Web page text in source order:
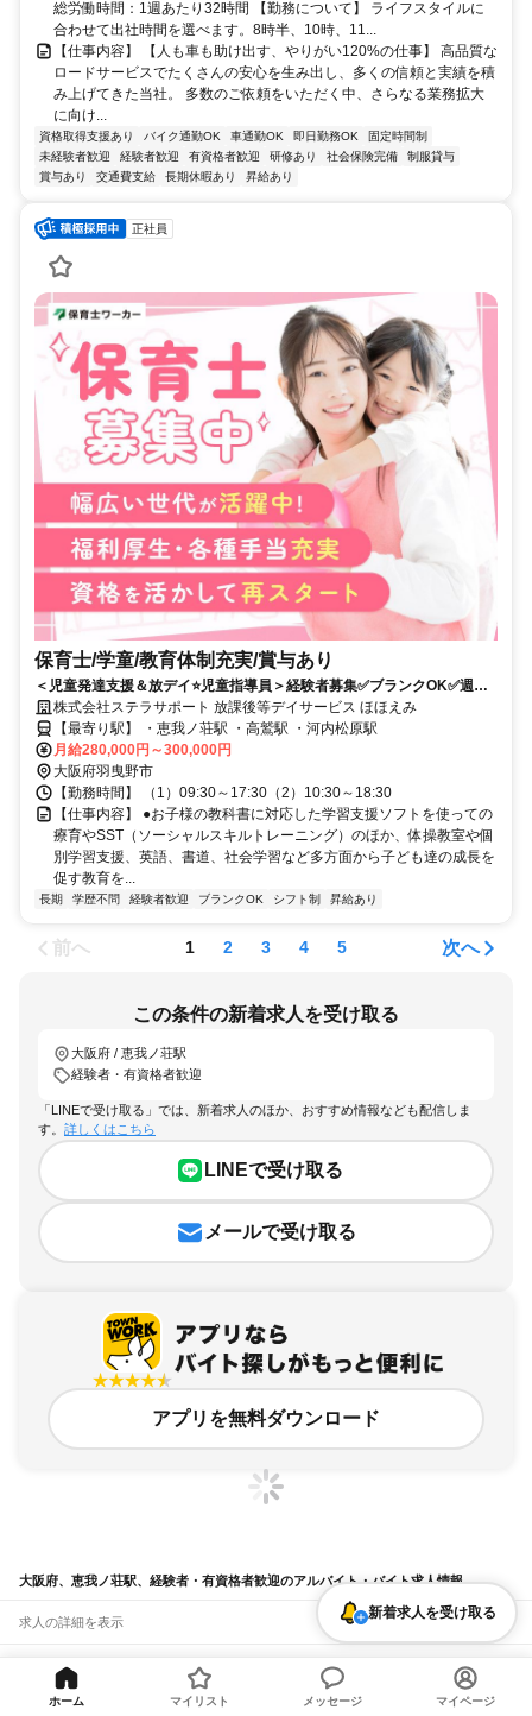
総労働時間：1週あたり32時間 【勤務について】 ライフスタイルに
合わせて出社時間を選べます。8時半、10時、11...
【仕事内容】 【人も車も助け出す、やりがい120%の仕事】 高品質な
ロードサービスでたくさんの安心を生み出し、多くの信頼と実績を積
み上げてきた当社。 多数のご依頼をいただく中、さらなる業務拡大
に向け...
資格取得支援あり バイク通勤OK 車通勤OK 即日勤務OK
固定時間制
未経験者歓迎
経験者歓迎 有資格者歓迎 研修あり 社会保険完備
制服貸与
賞与あり
交通費支給 長期休暇あり 昇給あり
正社員
保育士/学童/教育体制充実/賞与あり
＜児童発達支援＆放デイ⭐児童指導員＞経験者募集✅ブランクOK✅週休2
日制✅残業なし✅療育にご興味ある方必見です✨
株式会社ステラサポート 放課後等デイサービス ほほえみ
【最寄り駅】 ・恵我ノ荘駅 ・高鷲駅 ・河内松原駅
月給280,000円～300,000円
大阪府羽曳野市
【勤務時間】 （1）09:30～17:30（2）10:30～18:30
【仕事内容】 ●お子様の教科書に対応した学習支援ソフトを使っての
療育やSST（ソーシャルスキルトレーニング）のほか、体操教室や個
別学習支援、英語、書道、社会学習など多方面から子ども達の成長を
促す教育を...
長期 学歴不問 経験者歓迎 ブランクOK シフト制 昇給あり
前へ 1 2 3 4 5 次へ
この条件の新着求人を受け取る
大阪府 / 恵我ノ荘駅
経験者・有資格者歓迎
「LINEで受け取る」では、新着求人のほか、おすすめ情報なども配信しま
す。 詳しくはこちら
LINEで受け取る
メールで受け取る
アプリを無料ダウンロード
大阪府、恵我ノ荘駅、経験者・有資格者歓迎のアルバイト・バイト求人情報
求人の詳細を表示
条件を追加・変更して検索
市区町村を追加・変更
関連キーワード
新着求人を受け取る
ホーム マイリスト メッセージ マイページ